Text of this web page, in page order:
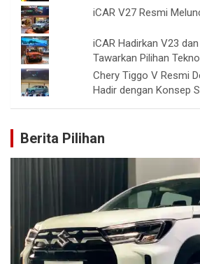
iCAR V27 Resmi
iCAR Hadirkan V23
Tawarkan Pilihan
Chery Tiggo V Resmi
Hadir dengan Konsep
Berita Pilihan